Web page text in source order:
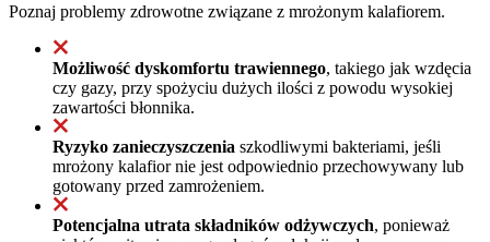
Poznaj problemy zdrowotne związane z mrożonym kalafiorem.
Możliwość dyskomfortu trawiennego, takiego jak wzdęcia
czy gazy, przy spożyciu dużych ilości z powodu wysokiej
zawartości błonnika.
Ryzyko zanieczyszczenia szkodliwymi bakteriami, jeśli
mrożony kalafior nie jest odpowiednio przechowywany lub
gotowany przed zamrożeniem.
Potencjalna utrata składników odżywczych, ponieważ